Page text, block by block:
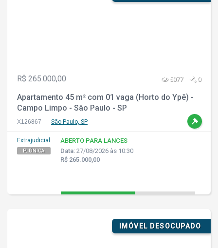
R$ 265.000,00 5077 0
Apartamento 45 m² com 01 vaga (Horto do Ypê) -
Campo Limpo - São Paulo - SP
X126867 São Paulo, SP
Extrajudicial
P. ÚNICA
ABERTO PARA LANCES
Data: 27/08/2026 às 10:30
R$ 265.000,00
IMÓVEL DESOCUPADO